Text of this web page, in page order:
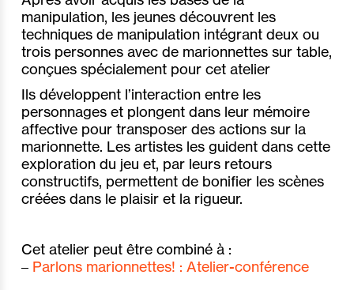
manipulation, les jeunes découvrent les
techniques de manipulation intégrant deux ou
trois personnes avec de marionnettes sur table,
conçues spécialement pour cet atelier
Ils développent l’interaction entre les
personnages et plongent dans leur mémoire
affective pour transposer des actions sur la
marionnette. Les artistes les guident dans cette
exploration du jeu et, par leurs retours
constructifs, permettent de bonifier les scènes
créées dans le plaisir et la rigueur.
Cet atelier peut être combiné à :
– Parlons marionnettes! : Atelier-conférence